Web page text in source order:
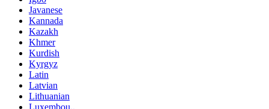
Javanese
Kannada
Kazakh
Khmer
Kurdish
Kyrgyz
Latin
Latvian
Lithuanian